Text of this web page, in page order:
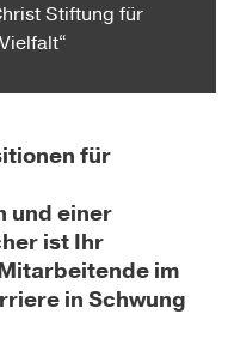
Stiftung für
für
und einer
ist Ihr
im
in Schwung